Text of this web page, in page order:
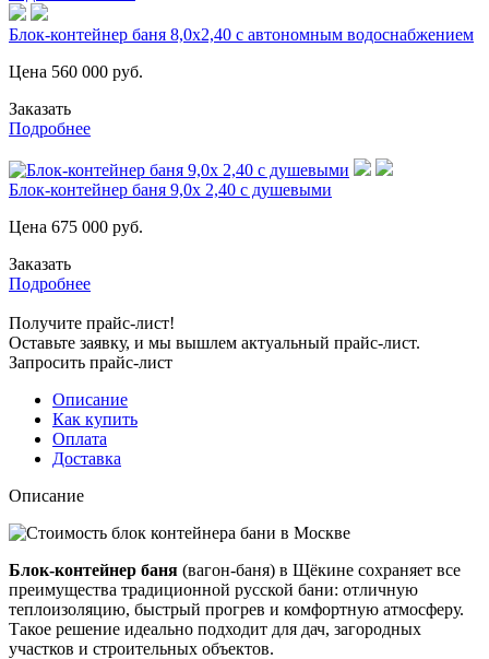
Блок-контейнер баня 8,0х2,40 с автономным водоснабжением
Цена 560 000 руб.
Заказать
Подробнее
Блок-контейнер баня 9,0х 2,40 с душевыми
Цена 675 000 руб.
Заказать
Подробнее
Получите прайс-лист!
Оставьте заявку, и мы вышлем актуальный прайс-лист.
Запросить прайс-лист
Описание
Как купить
Оплата
Доставка
Описание
Блок-контейнер баня (вагон-баня) в Щёкине сохраняет все
преимущества традиционной русской бани: отличную
теплоизоляцию, быстрый прогрев и комфортную атмосферу.
Такое решение идеально подходит для дач, загородных
участков и строительных объектов.